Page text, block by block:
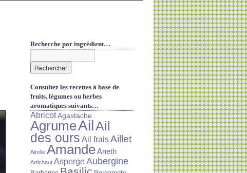
Recherche par ingrédient…
Consultez les recettes à base de
fruits, légumes ou herbes
aromatiques suivants…
AbricotAgastache
AgrumeAilAil
des ours Ail fraisAillet
Airelle AmandeAneth
Artichaut AspergeAubergine